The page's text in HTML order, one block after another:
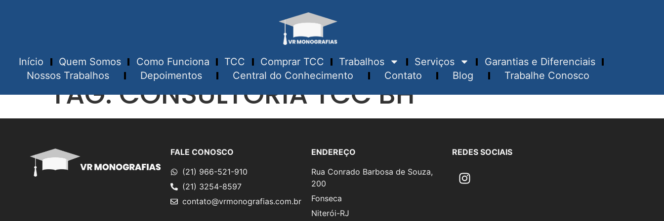
Início Quem Somos Como Funciona TCC Comprar TCC Trabalhos Serviços
Garantias e Diferenciais
Nossos Trabalhos
Depoimentos Central do Conhecimento Contato Blog Trabalhe Conosco
TAG:CONSULTORIA TCC BH
FALE CONOSCO
(21) 966-521-910
(21) 3254-8597
contato@vrmonografias.com.br
ENDEREÇO
Rua Conrado Barbosa de Souza,
200
Fonseca
Niterói-RJ
REDES SOCIAIS